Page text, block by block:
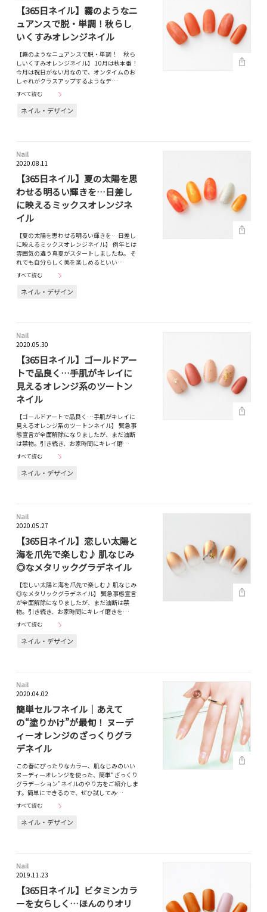
【365日ネイル】霧のようなニ
ュアンスで脱・単調！秋らし
いくすみオレンジネイル
【霧のようなニュアンスで脱・単調！ 秋ら
しいくすみオレンジネイル】 10月は秋本番！
今月は祝日がない月なので、オンタイムのお
しゃれがクラスアップするようなデ…
すべて読む
ネイル・デザイン
Nail
2020.08.11
【365日ネイル】夏の太陽を思
わせる明るい輝きを…日差し
に映えるミックスオレンジネ
イル
【夏の太陽を思わせる明るい輝きを…日差し
に映えるミックスオレンジネイル】 例年とは
雰囲気の違う真夏がスタートしましたね。 そ
れでも自分らしく美を楽しめるといい…
すべて読む
ネイル・デザイン
Nail
2020.05.30
【365日ネイル】ゴールドアー
トで品良く…手肌がキレイに
見えるオレンジ系のツートン
ネイル
【ゴールドアートで品良く…手肌がキレイに
見えるオレンジ系のツートンネイル】 緊急事
態宣言が全面解除になりましたが、まだ油断
は禁物。引き続き、お家時間にキレイ磨…
すべて読む
ネイル・デザイン
Nail
2020.05.27
【365日ネイル】恋しい太陽と
海を爪先で楽しむ♪ 肌なじみ
◎なメタリックグラデネイル
【恋しい太陽と海を爪先で楽しむ♪ 肌なじみ
◎なメタリックグラデネイル】 緊急事態宣言
が全面解除になりましたが、まだ油断は禁
物。引き続き、お家時間にキレイ磨きを…
すべて読む
ネイル・デザイン
Nail
2020.04.02
簡単セルフネイル｜あえて
の“塗りかけ”が最旬！ ヌーデ
ィーオレンジのざっくりグラ
デネイル
この春にぴったりなカラー、肌なじみのいい
ヌーディーオレンジを使った、簡単“ざっくり
グラデーション”ネイルのやり方をご紹介しま
す。簡単にできるので、ぜひ試してみ…
すべて読む
ネイル・デザイン
Nail
2019.11.23
【365日ネイル】ビタミンカラ
ーを女らしく…ほんのりオリ